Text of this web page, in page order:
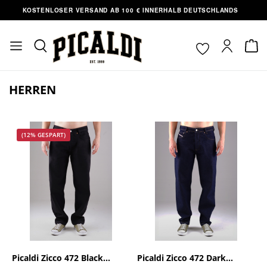
springen
VERSAND AB 100 € INNERHALB DEUTSCHLANDS
HERREN
(12% GESPART)
Picaldi Zicco 472 Black
Picaldi Zicco 472 Dark